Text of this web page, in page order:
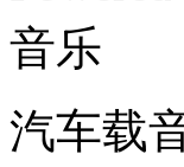
音乐
汽车载